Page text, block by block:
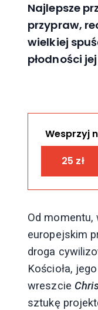
Najlepsze
przypraw,
wielkiej
płodności
Wesprzyj
25 zł
Od momentu,
europejskim
droga
Kościoła,
wreszcie
sztukę